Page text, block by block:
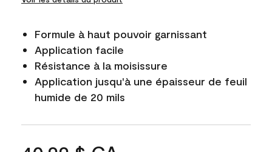
Formule à haut pouvoir garnissant
Application facile
Résistance à la moisissure
Application jusqu'à une épaisseur de feuil
humide de 20 mils